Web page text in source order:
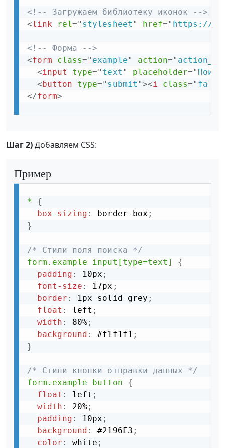
<!-- Загружаем библиотеку иконок -->
<link rel =" stylesheet " href=" https://
<!-- Форма -->
<form class=" example" action="
<input type=" text " placeholder="
<button type=" submit "><i class=" fa
</form>
Шаг 2)Добавляем CSS:
Пример
*
{
box-sizing : border-box ;
}
/* Стили поля поиска */
form.example input[type=text]
{
padding : 10px ;
font-size : 17px ;
border : 1px solid grey ;
float : left ;
width : 80%;
background : #f1f1f1 ;
}
/* Стили кнопки отправки данных */
form.example button
{
float : left ;
width : 20%;
padding : 10px ;
background : #2196F3 ;
color : white ;